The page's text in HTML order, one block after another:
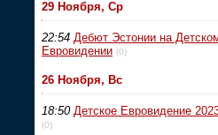
29 Ноября, Ср
22:54 Дебют Эстонии на
Евровидении (0)
26 Ноября, Вс
18:50 Детское Евровидение
(0)